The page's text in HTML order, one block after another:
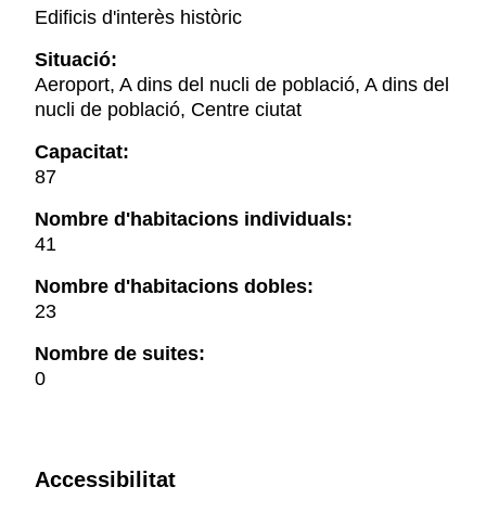
Edificis d'interès històric
Situació:
Aeroport, A dins del nucli de població, A dins del
nucli de població, Centre ciutat
Capacitat:
87
Nombre d'habitacions individuals:
41
Nombre d'habitacions dobles:
23
Nombre de suites:
0
Accessibilitat